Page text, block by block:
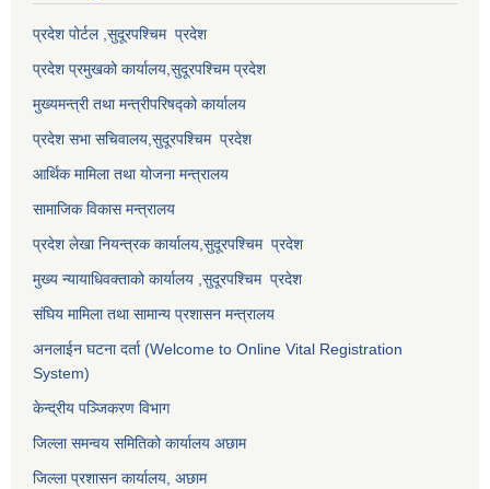
प्रदेश पोर्टल ,सुदूरपश्चिम प्रदेश
प्रदेश प्रमुखको कार्यालय, सुदूरपश्चिमप्रदेश
मुख्यमन्त्री तथा मन्त्रीपरिषद्को कार्यालय
प्रदेश सभा सचिवालय, सुदूरपश्चिम प्रदेश
आर्थिक मामिला तथा योजना मन्त्रालय
सामाजिक विकास मन्त्रालय
प्रदेश लेखा नियन्त्रक कार्यालय, सुदूरपश्चिम प्रदेश
मुख्य न्यायाधिवक्ताको कार्यालय , सुदूरपश्चिम प्रदेश
संघिय मामिला तथा सामान्य प्रशासन मन्त्रालय
अनलाईन घटना दर्ता (Welcome to Online Vital Registration
System)
केन्द्रीय पञ्जिकरण विभाग
जिल्ला समन्वय समितिको कार्यालय अछाम
जिल्ला प्रशासन कार्यालय, अछाम